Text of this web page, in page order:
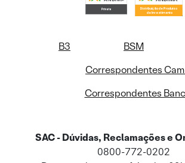
B3 BSM
Correspondentes
Correspondentes
SAC - Dúvidas, Reclamações e
0800-772-0202